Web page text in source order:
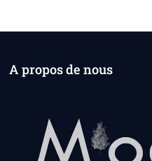
A propos de nous